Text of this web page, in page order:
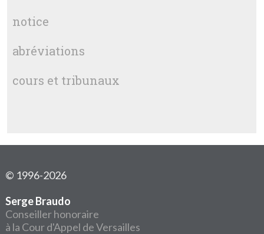
notice
abréviations
cours et tribunaux
© 1996-2026
Serge Braudo
Conseiller honoraire
à la Cour d'Appel de Versailles